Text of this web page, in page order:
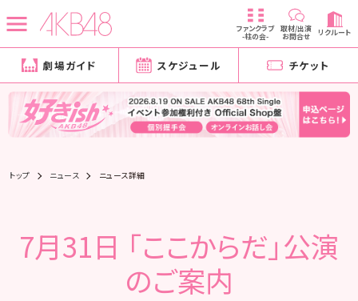
ファンクラブ
-柱の会-
取材/出演
お問合せ リクルート
劇場ガイド スケジュール チケット
トップ ニュース ニュース詳細
7月31日 「ここからだ」公演
のご案内